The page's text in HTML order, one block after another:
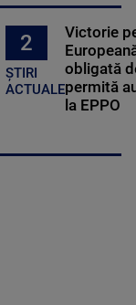
2
ȘTIRI
ACTUALE
Victorie
obligată
permită
la EPPO